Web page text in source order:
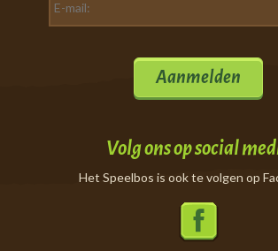
Aanmelden
Volg ons op social
Het Speelbos is ook te volgen op